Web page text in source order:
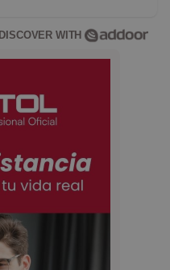
DISCOVER WITH